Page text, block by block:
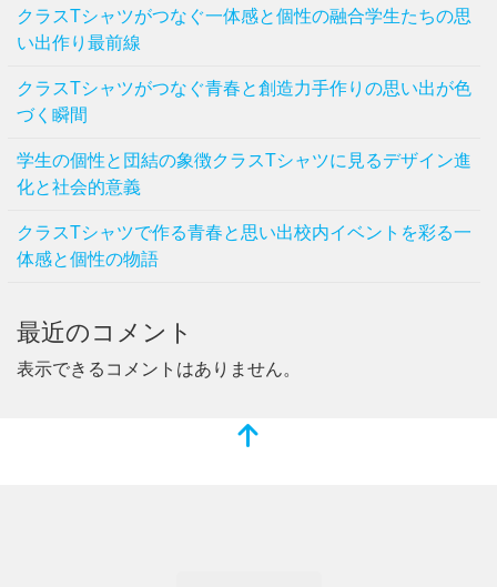
クラスTシャツがつなぐ一体感と個性の融合学生たちの思
い出作り最前線
クラスTシャツがつなぐ青春と創造力手作りの思い出が色
づく瞬間
学生の個性と団結の象徴クラスTシャツに見るデザイン進
化と社会的意義
クラスTシャツで作る青春と思い出校内イベントを彩る一
体感と個性の物語
最近のコメント
表示できるコメントはありません。